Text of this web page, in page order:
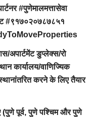
#पुणेमालमत्तासेवा
#९१७०२०७८७८५१
अपार्टमेंट डुप्लेक्स/रो
कार्यालय/वाणिज्यिक
करने के लिए तैयार
(पुणे पूर्व, पुणे पश्चिम और पुणे